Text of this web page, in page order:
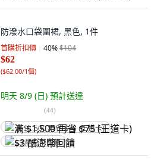
防潑水口袋圍裙, 黑色, 1件
首購折扣價 40%$104
$62
($62.00/1個)
明天 8/9 (日) 預計送達
(44)
满 $1,500 再省 $75 (王道卡)
$3 酷澎幣回饋